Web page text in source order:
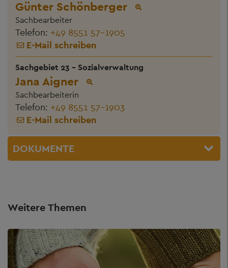
Günter Schönberger
Sachbearbeiter
Telefon: +49 8551 57-1905
E-Mail schreiben
Sachgebiet 23 - Sozialverwaltung
Jana Aigner
Sachbearbeiterin
Telefon: +49 8551 57-1903
E-Mail schreiben
DOKUMENTE
Weitere Themen